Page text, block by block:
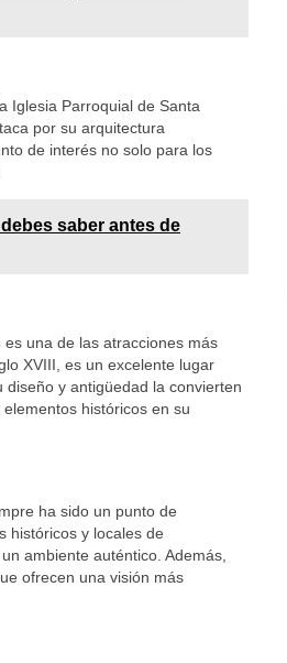
Iglesia Parroquial de Santa
por su arquitectura
de interés no solo para los
saber antes de
es una de las atracciones más
XVIII, es un excelente lugar
y antigüedad la convierten
históricos en su
ha sido un punto de
históricos y locales de
ambiente auténtico. Además,
ofrecen una visión más